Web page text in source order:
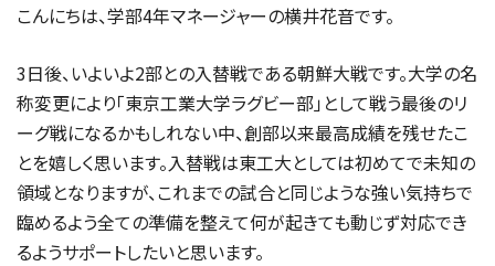
こんにちは、学部4年マネージャーの横井花音です。
3日後、いよいよ2部との入替戦である朝鮮大戦です。大学の名
称変更により「東京工業大学ラグビー部」として戦う最後のリ
ーグ戦になるかもしれない中、創部以来最高成績を残せたこ
とを嬉しく思います。入替戦は東工大としては初めてで未知の
領域となりますが、これまでの試合と同じような強い気持ちで
臨めるよう全ての準備を整えて何が起きても動じず対応でき
るようサポートしたいと思います。